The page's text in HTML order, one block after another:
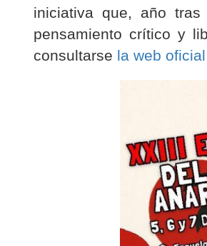
iniciativa que, año
pensamiento crítico y
consultarse la web